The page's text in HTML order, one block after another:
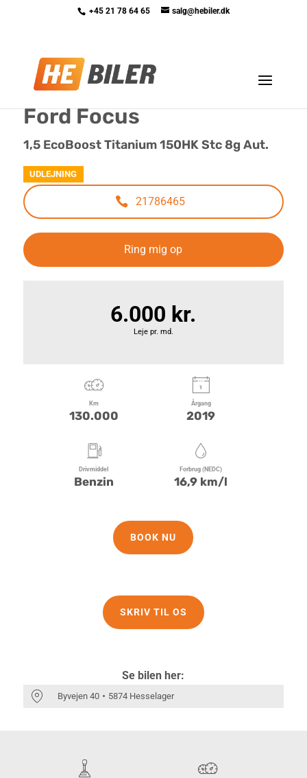
+45 21 78 64 65 salg@hebiler.dk
Tilbage til søgeresultat
Ford Focus
1,5 EcoBoost Titanium 150HK Stc 8g Aut.
UDLEJNING
21786465
Ring mig op
6.000 kr.
Leje pr. md.
Km
130.000
Årgang
2019
Drivmiddel
Benzin
Forbrug (NEDC)
16,9 km/l
BOOK NU
SKRIV TIL OS
Se bilen her:
Byvejen 40 5874 Hesselager